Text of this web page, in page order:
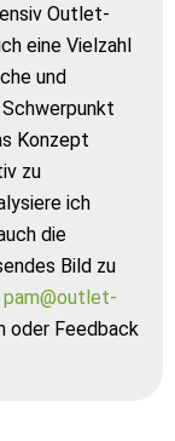
Outlet-
eine Vielzahl
und
Konzept
zu
ich
die
Bild zu
pam@outlet-
oder Feedback